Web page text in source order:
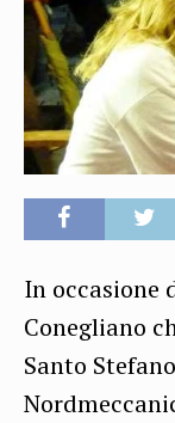
In occasione
Conegliano
Santo